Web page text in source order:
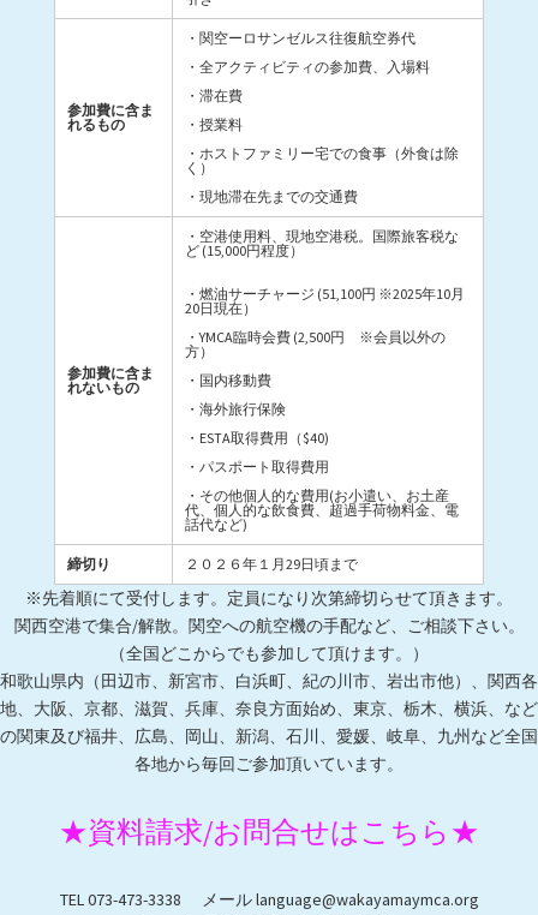
参加費に含ま
れるもの
・関空ーロサンゼルス往復航空券代
・全アクティビティの参加費、入場料
・滞在費
・授業料
・ホストファミリー宅での食事（外食は除
く）
・現地滞在先までの交通費
参加費に含ま
れないもの
・空港使用料、現地空港税。国際旅客税な
ど (15,000円程度）
・燃油サーチャージ (51,100円 ※2025年10月
20日現在）
・YMCA臨時会費 (2,500円 ※会員以外の
方）
・国内移動費
・海外旅行保険
・ESTA取得費用（$40)
・パスポート取得費用
・その他個人的な費用(お小遣い、お土産
代、個人的な飲食費、超過手荷物料金、電
話代など)
締切り ２０２６年１月29日頃まで
※先着順にて受付します。定員になり次第締切らせて頂きます。
関西空港で集合/解散。関空への航空機の手配など、ご相談下さい。
（全国どこからでも参加して頂けます。）
和歌山県内（田辺市、新宮市、白浜町、紀の川市、岩出市他）、関西各
地、大阪、京都、滋賀、兵庫、奈良方面始め、東京、栃木、横浜、など
の関東及び福井、広島、岡山、新潟、石川、愛媛、岐阜、九州など全国
各地から毎回ご参加頂いています。
★資料請求/お問合せはこちら★
TEL 073-473-3338 メール language@wakayamaymca.org